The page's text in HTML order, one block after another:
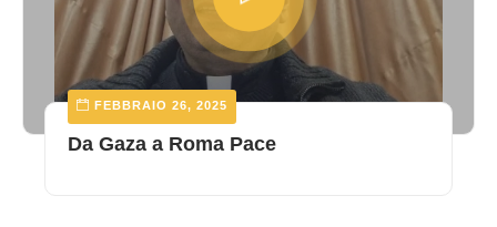
FEBBRAIO 26, 2025
Da Gaza a Roma Pace